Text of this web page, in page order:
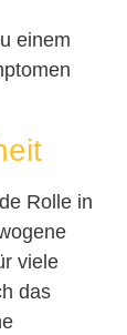
einem
Rolle in
viele
das